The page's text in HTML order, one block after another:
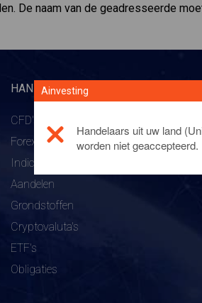
De naam van de geadresseerde
HANDELSPRODUCTEN
CFD's
Forex
Indices
Aandelen
Grondstoffen
Cryptovaluta's
ETF's
Obligaties
Mobiele
Ainvesting
Handelaars uit uw land
worden niet geaccepteerd.